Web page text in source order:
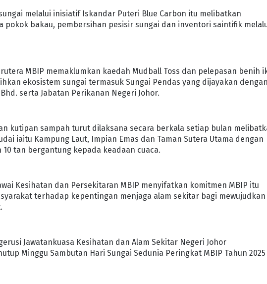
melalui inisiatif Iskandar Puteri Blue Carbon itu melibatkan
pokok bakau, pembersihan pesisir sungai dan inventori saintifik
MBIP memaklumkan kaedah Mudball Toss dan pelepasan benih
ekosistem sungai termasuk Sungai Pendas yang dijayakan
serta Jabatan Perikanan Negeri Johor.
kutipan sampah turut dilaksana secara berkala setiap bulan
iaitu Kampung Laut, Impian Emas dan Taman Sutera Utama dengan
tan bergantung kepada keadaan cuaca.
Kesihatan dan Persekitaran MBIP menyifatkan komitmen MBIP itu
terhadap kepentingan menjaga alam sekitar bagi mewujudkan
Jawatankuasa Kesihatan dan Alam Sekitar Negeri Johor
Minggu Sambutan Hari Sungai Sedunia Peringkat MBIP Tahun